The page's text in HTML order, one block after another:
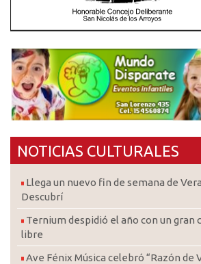
NOTICIAS CULTURALES
Llega un nuevo fin de semana de
Descubrí
Ternium despidió el año con un gran
libre
Ave Fénix Música celebró “Razón de